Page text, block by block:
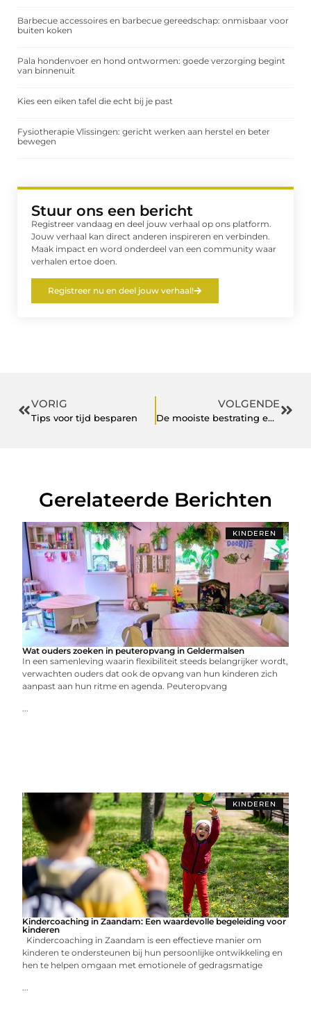
Barbecue accessoires en barbecue gereedschap: onmisbaar voor
buiten koken
Pala hondenvoer en hond ontwormen: goede verzorging begint
van binnenuit
Kies een eiken tafel die echt bij je past
Fysiotherapie Vlissingen: gericht werken aan herstel en beter
bewegen
Stuur ons een bericht
Registreer vandaag en deel jouw verhaal op ons platform.
Jouw verhaal kan direct anderen inspireren en verbinden.
Maak impact en word onderdeel van een community waar
verhalen ertoe doen.
Registreer nu en deel jouw verhaal!
VORIG
Tips voor tijd besparen
VOLGENDE
De mooiste bestrating en meubels voor uw tuin vindt u bij dit aannemersbedrijf uit Zeeland
Gerelateerde Berichten
KINDEREN
Wat ouders zoeken in peuteropvang in Geldermalsen
In een samenleving waarin flexibiliteit steeds belangrijker wordt,
verwachten ouders dat ook de opvang van hun kinderen zich
aanpast aan hun ritme en agenda. Peuteropvang
...
KINDEREN
Kindercoaching in Zaandam: Een waardevolle begeleiding voor
kinderen
Kindercoaching in Zaandam is een effectieve manier om
kinderen te ondersteunen bij hun persoonlijke ontwikkeling en
hen te helpen omgaan met emotionele of gedragsmatige
...